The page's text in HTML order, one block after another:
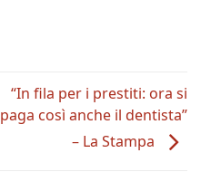
“In fila per i prestiti: ora si
paga così anche il dentista”
– La Stampa